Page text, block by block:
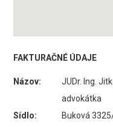
FAKTURAČNÉ ÚDAJE
Názov:
JUDr. Ing.
advokátka
Sídlo:
Buková